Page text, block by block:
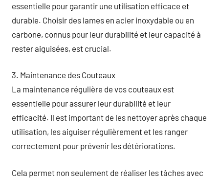
essentielle pour garantir une utilisation efficace et
durable. Choisir des lames en acier inoxydable ou en
carbone, connus pour leur durabilité et leur capacité à
rester aiguisées, est crucial.
3. Maintenance des Couteaux
La maintenance régulière de vos couteaux est
essentielle pour assurer leur durabilité et leur
efficacité. Il est important de les nettoyer après chaque
utilisation, les aiguiser régulièrement et les ranger
correctement pour prévenir les détériorations.
Cela permet non seulement de réaliser les tâches avec